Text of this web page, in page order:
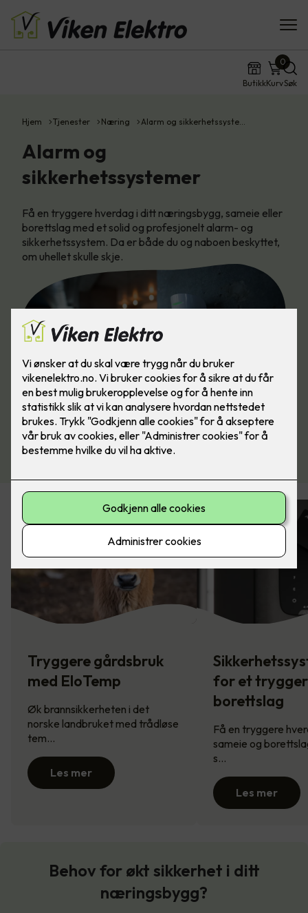
ButikkKurv
0
Søk
Hjem Tjenester Næring Alarm og sikkerhetssyste…
Alarm og
sikkerhetssystemer
Få en tryggere hverdag i ditt næringsbygg, sameie eller
borettslag med et solid og profesjonelt alarm- og
sikkerhetssystem. Da er både du og naboen beskyttet,
om uhellet skulle skje.
Kjøp alarm her
Tryggere gårdsbruk
med EloTemp
Øk brannsikkerheten i det
norske landbruket med trådløse
tem…
Les mer
for et
borettslag
Få en tryggere
sameie og
s…
Les mer
Behov for økt sikkerhet i ditt
næringsbygg?